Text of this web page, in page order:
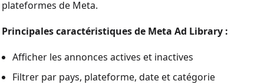
plateformes de Meta.
Principales caractéristiques de Meta Ad Library :
Afficher les annonces actives et inactives
Filtrer par pays, plateforme, date et catégorie